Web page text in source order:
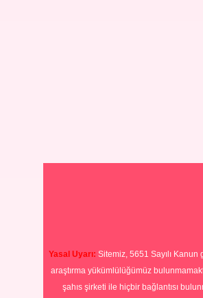
Yasal Uyarı: Sitemiz, 5651 Sayılı
araştırma yükümlülüğümüz
şahıs şirketi ile hiçbir bağlantısı